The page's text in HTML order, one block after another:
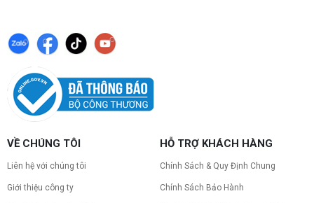
VỀ CHÚNG TÔI
Liên hệ với chúng tôi
Giới thiệu công ty
HỖ TRỢ KHÁCH HÀNG
Chính Sách & Quy Định Chung
Chính Sách Bảo Hành